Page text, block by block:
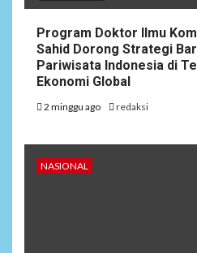
Program Doktor Ilmu
Sahid Dorong Strategi
Pariwisata Indonesia di
Ekonomi Global
2 minggu ago redaksi
NASIONAL